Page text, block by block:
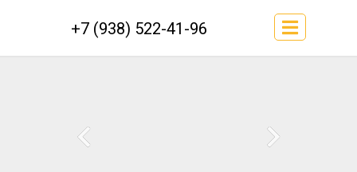
+7 (938) 522-41-96